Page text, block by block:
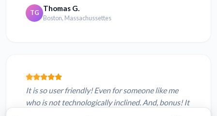
TG Thomas G.
Boston, Massachussettes
It is so user friendly! Even for someone like me
who is not technologically inclined. And, bonus! It